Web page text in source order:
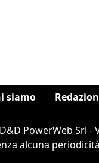
siamo
PowerWeb Srl -
alcuna